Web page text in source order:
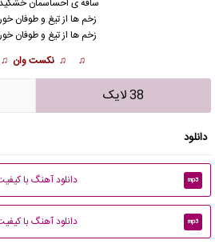
زخم ها از تیغ و طوفان
زخم ها از تیغ و طوفان
♫ ♫ نکست وان
38 لایک
دانلود
mp3 دانلود آهنگ با کیفیت
mp3 دانلود آهنگ با کیفیت